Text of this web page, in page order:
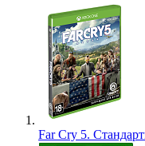
Far Cry 5.